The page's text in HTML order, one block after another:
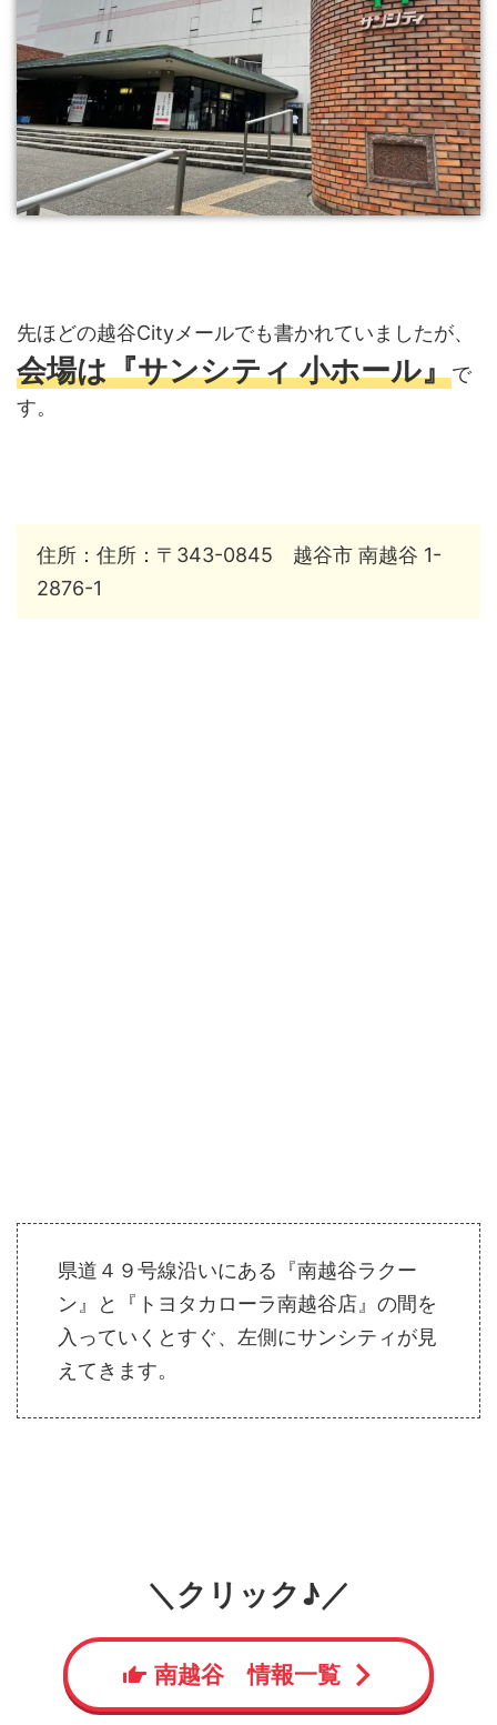
先ほどの越谷Cityメールでも書かれていましたが、
会場は『サンシティ 小ホール』で
す。
住所：住所：〒343-0845 越谷市 南越谷 1-
2876-1
県道４９号線沿いにある『南越谷ラクー
ン』と『トヨタカローラ南越谷店』の間を
入っていくとすぐ、左側にサンシティが見
えてきます。
＼クリック♪／
南越谷 情報一覧